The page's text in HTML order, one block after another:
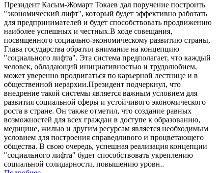
Президент Касым-Жомарт Токаев дал поручение построить
"экономический лифт", который будет эффективно работать
для предпринимателей и будет способствовать продвижению
наиболее успешных и честных.В ходе совещания,
посвященного социально-экономическому развитию страны,
Глава государства обратил внимание на концепцию
"социального лифта". Эта система предполагает, что каждый
человек, обладающий инициативностью и трудолюбием,
может уверенно продвигаться по карьерной лестнице и в
общественной иерархии.Президент подчеркнул, что
внедрение такой системы является важным условием для
развития социальной сферы и устойчивого экономического
роста в стране. Он также отметил, что создание равных
возможностей для всех граждан в доступе к образованию,
медицине, жилью и другим ресурсам является необходимым
условием для построения справедливого и процветающего
общества. В свою очередь, успешная реализация концепции
"социального лифта" будет способствовать укреплению
социальной солидарности, повышению уровн..